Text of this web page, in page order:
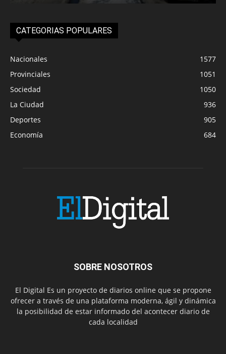
CATEGORIAS POPULARES
Nacionales
1577
Provinciales
1051
Sociedad
1050
La Ciudad
936
Deportes
905
Economía
684
SOBRE NOSOTROS
El Digital Es un proyecto de diarios online que se propone
ofrecer a través de una plataforma moderna, ágil y dinámica
la posibilidad de estar informado del acontecer diario de
cada localidad